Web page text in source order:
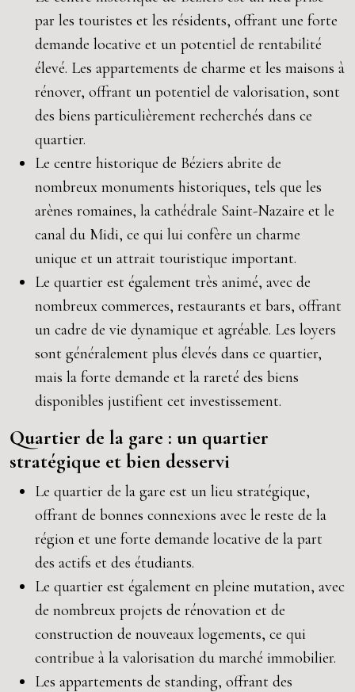
par les touristes et les résidents, offrant une forte
demande locative et un potentiel de rentabilité
élevé. Les appartements de charme et les maisons à
rénover, offrant un potentiel de valorisation, sont
des biens particulièrement recherchés dans ce
quartier.
Le centre historique de Béziers abrite de
nombreux monuments historiques, tels que les
arènes romaines, la cathédrale Saint-Nazaire et le
canal du Midi, ce qui lui confère un charme
unique et un attrait touristique important.
Le quartier est également très animé, avec de
nombreux commerces, restaurants et bars, offrant
un cadre de vie dynamique et agréable. Les loyers
sont généralement plus élevés dans ce quartier,
mais la forte demande et la rareté des biens
disponibles justifient cet investissement.
Quartier de la gare : un quartier
stratégique et bien desservi
Le quartier de la gare est un lieu stratégique,
offrant de bonnes connexions avec le reste de la
région et une forte demande locative de la part
des actifs et des étudiants.
Le quartier est également en pleine mutation, avec
de nombreux projets de rénovation et de
construction de nouveaux logements, ce qui
contribue à la valorisation du marché immobilier.
Les appartements de standing, offrant des